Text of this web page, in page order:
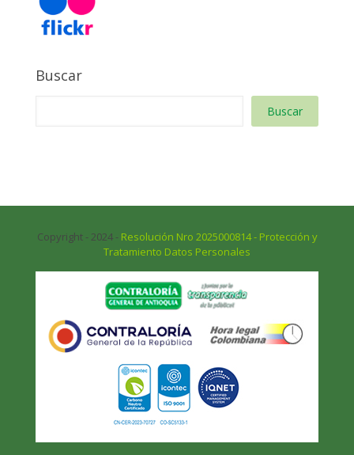
Buscar
Buscar
Copyright - 2024 - Resolución Nro 2025000814 - Protección y
Tratamiento Datos Personales